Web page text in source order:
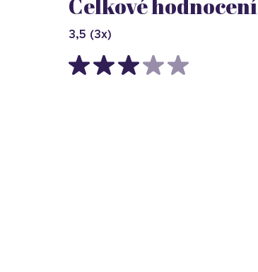
3,5 (3x)